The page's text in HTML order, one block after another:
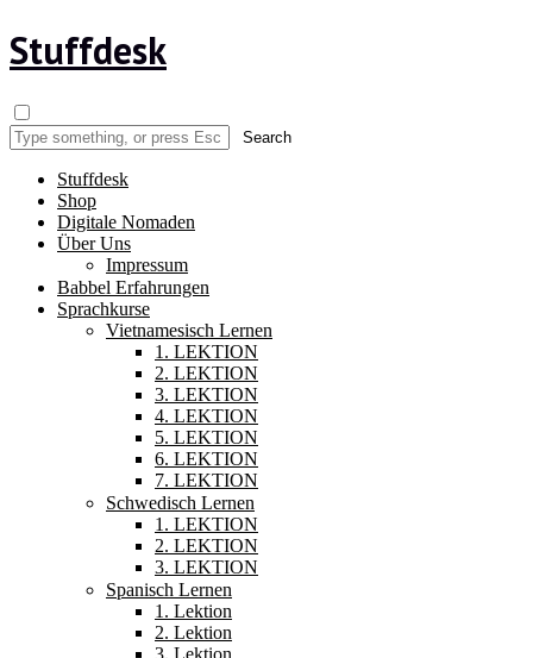
Stuffdesk
Stuffdesk
Shop
Digitale Nomaden
Über Uns
Impressum
Babbel Erfahrungen
Sprachkurse
Vietnamesisch Lernen
1. LEKTION
2. LEKTION
3. LEKTION
4. LEKTION
5. LEKTION
6. LEKTION
7. LEKTION
Schwedisch Lernen
1. LEKTION
2. LEKTION
3. LEKTION
Spanisch Lernen
1. Lektion
2. Lektion
3. Lektion